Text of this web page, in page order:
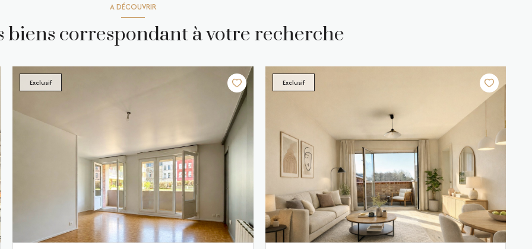
A DÉCOUVRIR
biens correspondant à votre recherche
Exclusif Exclusif